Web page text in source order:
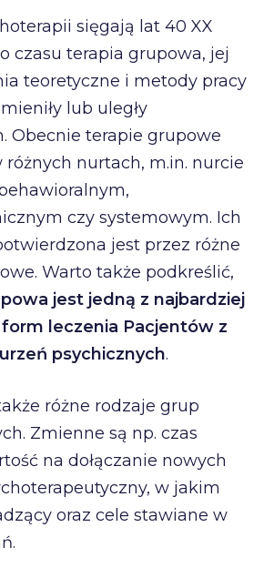
sięgają lat 40 XX
czasu terapia grupowa, jej
teoretyczne i metody pracy
lub uległy
Obecnie terapie grupowe
różnych nurtach, m.in. nurcie
czy systemowym. Ich
jest przez różne
Warto także podkreślić,
jest jedną z najbardziej
leczenia Pacjentów z
psychicznych.
różne rodzaje grup
Zmienne są np. czas
na dołączanie nowych
w jakim
oraz cele stawiane w